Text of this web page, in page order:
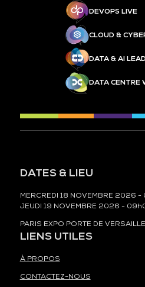
DEVOPS LIVE
CLOUD &
DATA & AI
DATA CENTRE
DATES & LIEU
MERCREDI 18 NOVEMBRE 2026
JEUDI 19 NOVEMBRE 2026 -
PARIS EXPO PORTE DE
LIENS UTILES
À PROPOS
CONTACTEZ-NOUS